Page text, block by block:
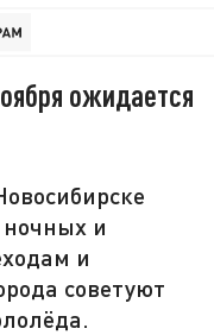
ожидается
ночных и
и
советуют